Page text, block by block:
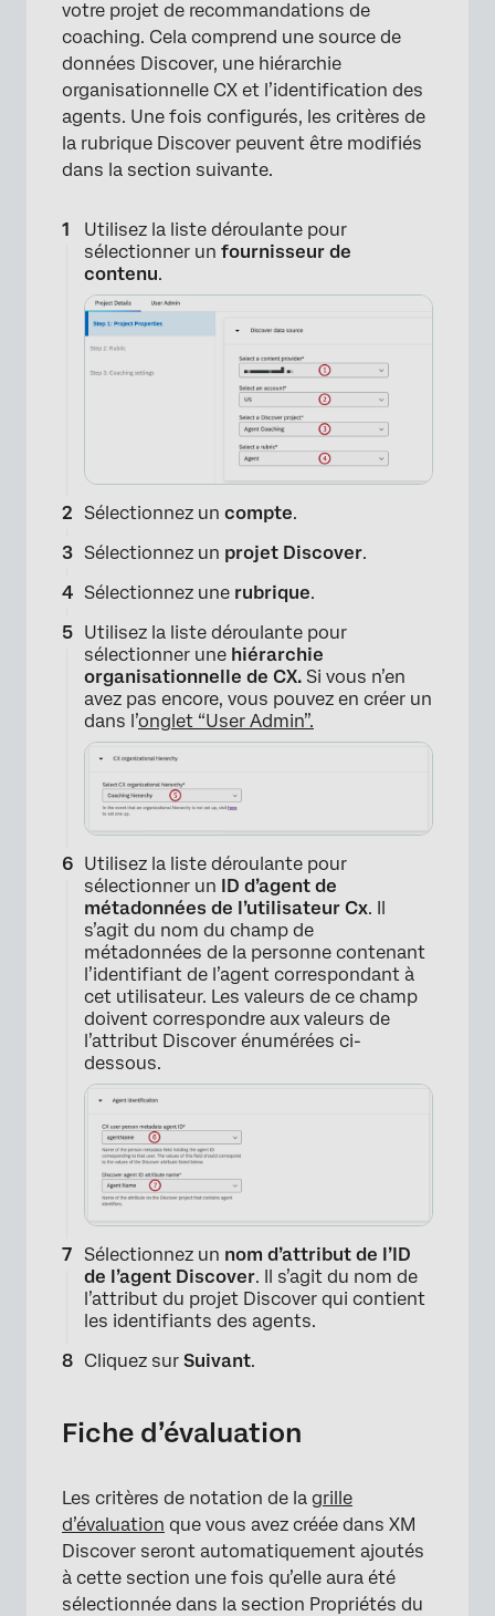
votre projet de recommandations de
coaching. Cela comprend une source de
données Discover, une hiérarchie
organisationnelle CX et l’identification des
agents. Une fois configurés, les critères de
la rubrique Discover peuvent être modifiés
dans la section suivante.
Utilisez la liste déroulante pour
sélectionner un fournisseur de
contenu.
×
Sélectionnez un compte.
Sélectionnez un projet Discover.
Sélectionnez une rubrique.
Utilisez la liste déroulante pour
sélectionner une hiérarchie
organisationnelle de CX. Si vous n’en
avez pas encore, vous pouvez en créer un
dans l’onglet “User Admin”.
×
Utilisez la liste déroulante pour
sélectionner un ID d’agent de
métadonnées de l’utilisateur Cx. Il
s’agit du nom du champ de
métadonnées de la personne contenant
l’identifiant de l’agent correspondant à
cet utilisateur. Les valeurs de ce champ
doivent correspondre aux valeurs de
l’attribut Discover énumérées ci-
dessous.
Sélectionnez un nom d’attribut de l’ID
de l’agent Discover. Il s’agit du nom de
l’attribut du projet Discover qui contient
les identifiants des agents.
Cliquez sur Suivant.
Fiche d’évaluation
Les critères de notation de la grille
d’évaluation que vous avez créée dans XM
Discover seront automatiquement ajoutés
à cette section une fois qu’elle aura été
sélectionnée dans la section Propriétés du